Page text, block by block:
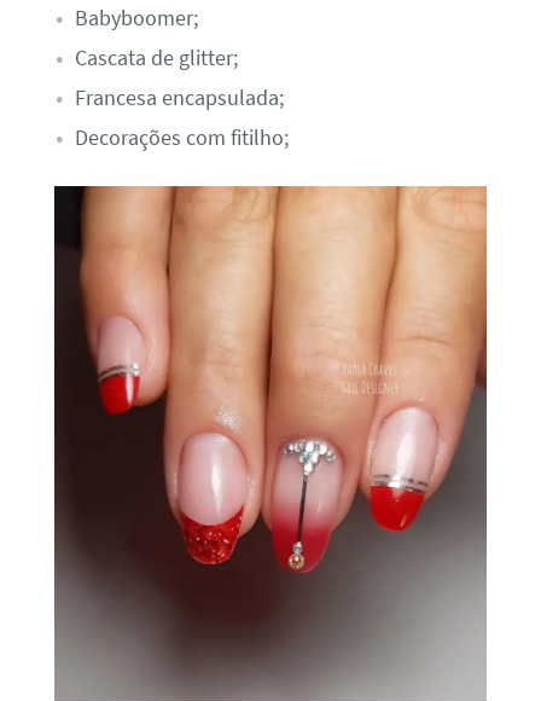
Babyboomer;
Cascata de glitter;
Francesa encapsulada;
Decorações com fitilho;